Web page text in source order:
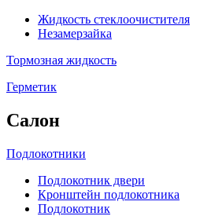
Жидкость стеклоочистителя
Незамерзайка
Тормозная жидкость
Герметик
Салон
Подлокотники
Подлокотник двери
Кронштейн подлокотника
Подлокотник